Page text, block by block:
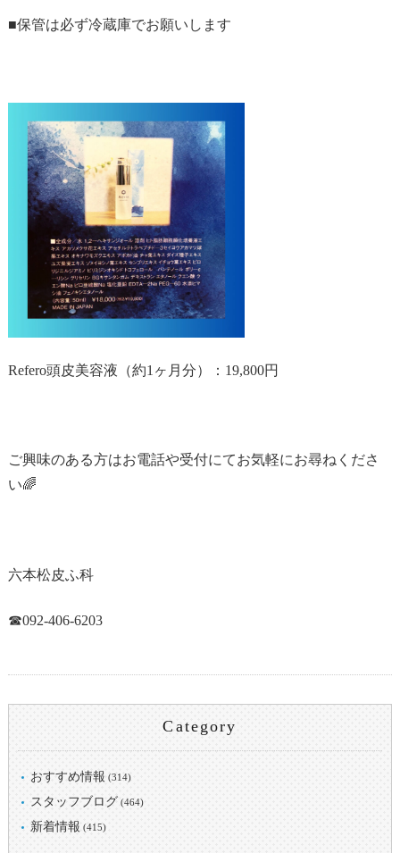
■保管は必ず冷蔵庫でお願いします
Refero頭皮美容液（約1 ヶ月分）： 19,800円
ご興味のある方はお電話や受付にてお気軽にお尋ねくださ
い🌈
六本松皮ふ科
☎092-406-6203
Category
おすすめ情報 (314)
スタッフブログ (464)
新着情報 (415)